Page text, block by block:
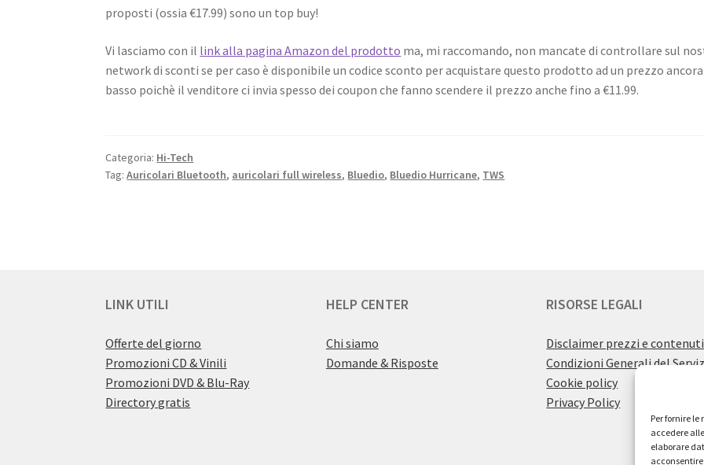
Per fornire
accedere
elaborare
proposti (ossia €17.99) sono un top buy!
Vi lasciamo con il link alla pagina Amazon del prodotto ma, mi raccomando, non mancate di controllare sul
network di sconti se per caso è disponibile un codice sconto per acquistare questo prodotto ad un prezzo
basso poichè il venditore ci invia spesso dei coupon che fanno scendere il prezzo anche fino a €11.99.
Categoria: Hi-Tech
Tag:Auricolari Bluetooth, auricolari full wireless, Bluedio, Bluedio Hurricane, TWS
LINK UTILI
Offerte del giorno
Promozioni CD & Vinili
Promozioni DVD & Blu-Ray
Directory gratis
HELP CENTER
Chi siamo
Domande & Risposte
RISORSE LEGALI
Disclaimer prezzi e contenuti
Condizioni Generali del
Cookie policy
Privacy Policy